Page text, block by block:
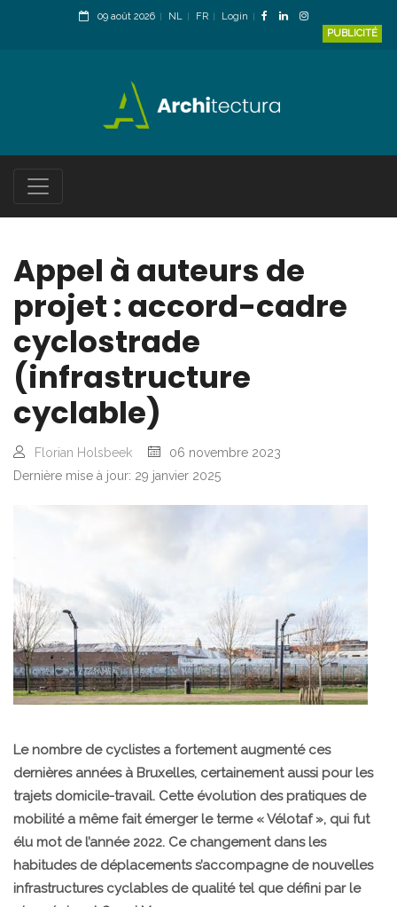
09 août 2026 NL FR
Login
PUBLICITÉ
Appel à auteurs de
projet : accord-cadre
cyclostrade
(infrastructure
cyclable)
Florian Holsbeek
06 novembre 2023
Dernière mise à jour: 29 janvier 2025
Le nombre de cyclistes a fortement augmenté ces
dernières années à Bruxelles, certainement aussi pour les
trajets domicile-travail. Cette évolution des pratiques de
mobilité a même fait émerger le terme « Vélotaf », qui fut
élu mot de l’année 2022. Ce changement dans les
habitudes de déplacements s’accompagne de nouvelles
infrastructures cyclables de qualité tel que défini par le